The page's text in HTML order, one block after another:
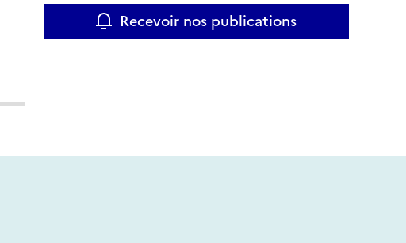
Recevoir nos publications